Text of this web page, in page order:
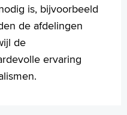
is, bijvoorbeeld
de afdelingen
de
ervaring